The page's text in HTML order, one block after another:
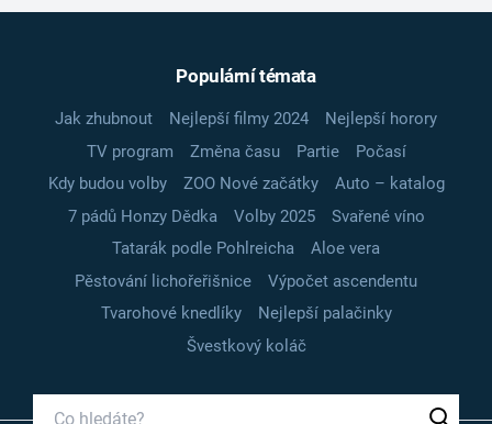
Populární témata
Jak zhubnout Nejlepší filmy 2024
Nejlepší horory
TV program
Změna času Partie
Počasí
Kdy budou volby
ZOO Nové začátky
Auto – katalog
7 pádů Honzy Dědka
Volby 2025
Svařené víno
Tatarák podle Pohlreicha
Aloe vera
Pěstování lichořeřišnice
Výpočet ascendentu
Tvarohové knedlíky
Nejlepší palačinky
Švestkový koláč